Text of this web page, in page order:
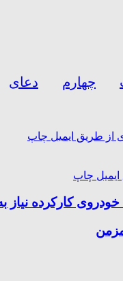
چهارم دعای
از طریق ایمیل چاپ
چاپ
خودروی کارکرده